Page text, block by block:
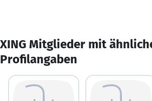
XING Mitglieder mit
Profilangaben